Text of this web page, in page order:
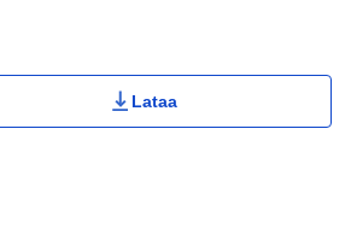
Actions Portlet
Lataa